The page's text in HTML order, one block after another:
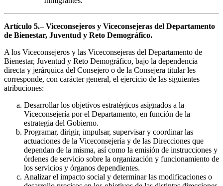
Artículo 5.– Viceconsejeros y Viceconsejeras del Departamento
de Bienestar, Juventud y Reto Demográfico.
A los Viceconsejeros y las Viceconsejeras del Departamento de
Bienestar, Juventud y Reto Demográfico, bajo la dependencia
directa y jerárquica del Consejero o de la Consejera titular les
corresponde, con carácter general, el ejercicio de las siguientes
atribuciones:
Desarrollar los objetivos estratégicos asignados a la
Viceconsejería por el Departamento, en función de la
estrategia del Gobierno.
Programar, dirigir, impulsar, supervisar y coordinar las
actuaciones de la Viceconsejería y de las Direcciones que
dependan de la misma, así como la emisión de instrucciones y
órdenes de servicio sobre la organización y funcionamiento de
los servicios y órganos dependientes.
Analizar el impacto social y determinar las modificaciones o